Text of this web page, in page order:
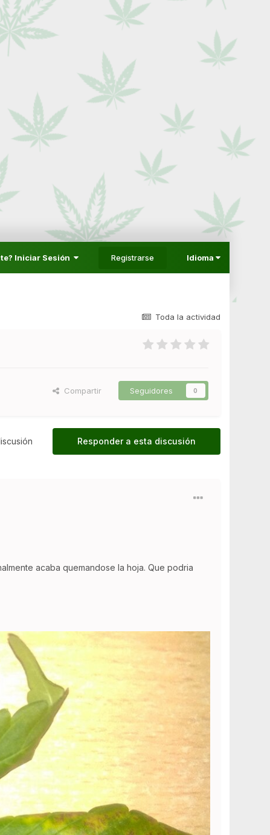
Iniciar Sesión Registrarse Idioma
Toda la actividad
Compartir Seguidores 0
Responder a esta discusión
acaba quemandose la hoja. Que podria